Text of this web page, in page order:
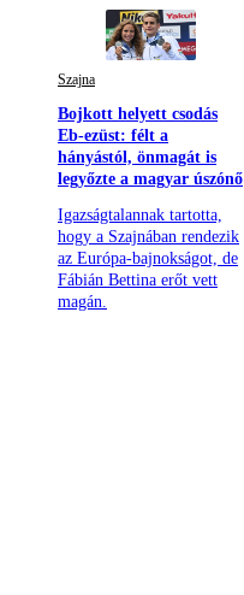
Szajna
Bojkott helyett csodás
Eb-ezüst: félt a
hányástól, önmagát is
legyőzte a magyar úszónő
Igazságtalannak tartotta,
hogy a Szajnában rendezik
az Európa-bajnokságot, de
Fábián Bettina erőt vett
magán.